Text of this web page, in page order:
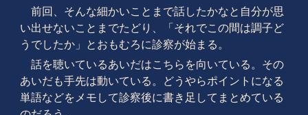
前回、そんな細かいことまで話したかなと自分が思
い出せないことまでたどり、「それでこの間は調子ど
うでしたか」とおもむろに診察が始まる。
話を聴いているあいだはこちらを向いている。その
あいだも手先は動いている。どうやらポイントになる
単語などをメモして診察後に書き足してまとめている